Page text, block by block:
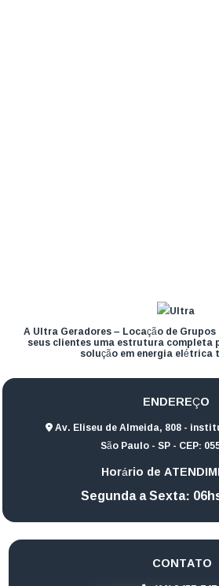
A Ultra Geradores – Locação de
seus clientes uma estrutura completa
solução em energia elétrica
ENDEREÇO
Av. Eliseu de Almeida, 808 -
São Paulo - SP - CEP:
Horário de
Segunda a Sexta:
CONTATO